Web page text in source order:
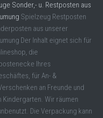
Sonder,- u. Restposten aus
Spielzeug Restposten
aus unserer
Der Inhalt eignet sich für
die
Ihres
für An- &
an Freunde und
Wir räumen
Die Verpackung kann